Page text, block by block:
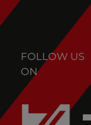
FOLLOW US
ON